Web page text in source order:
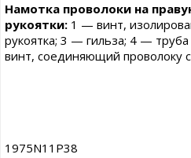
Намотка проволоки на
рукоятки: 1 — винт,
рукоятка; 3 — гильза; 4 —
винт, соединяющий проволоку с
1975N11P38